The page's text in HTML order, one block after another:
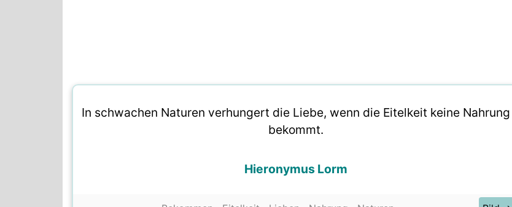
In schwachen Naturen verhungert die Liebe, wenn die Eitelkeit keine Nahrung
bekommt.
Hieronymus Lorm